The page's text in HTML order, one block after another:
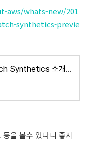
aws/whats-new/201
synthetics-previe
Amazon CloudWatch Synthetics 소개 - 현재 평가판 제공
을 볼수 있다니 좋지